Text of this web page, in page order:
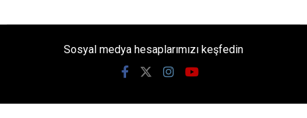
Sosyal medya hesaplarımızı keşfedin